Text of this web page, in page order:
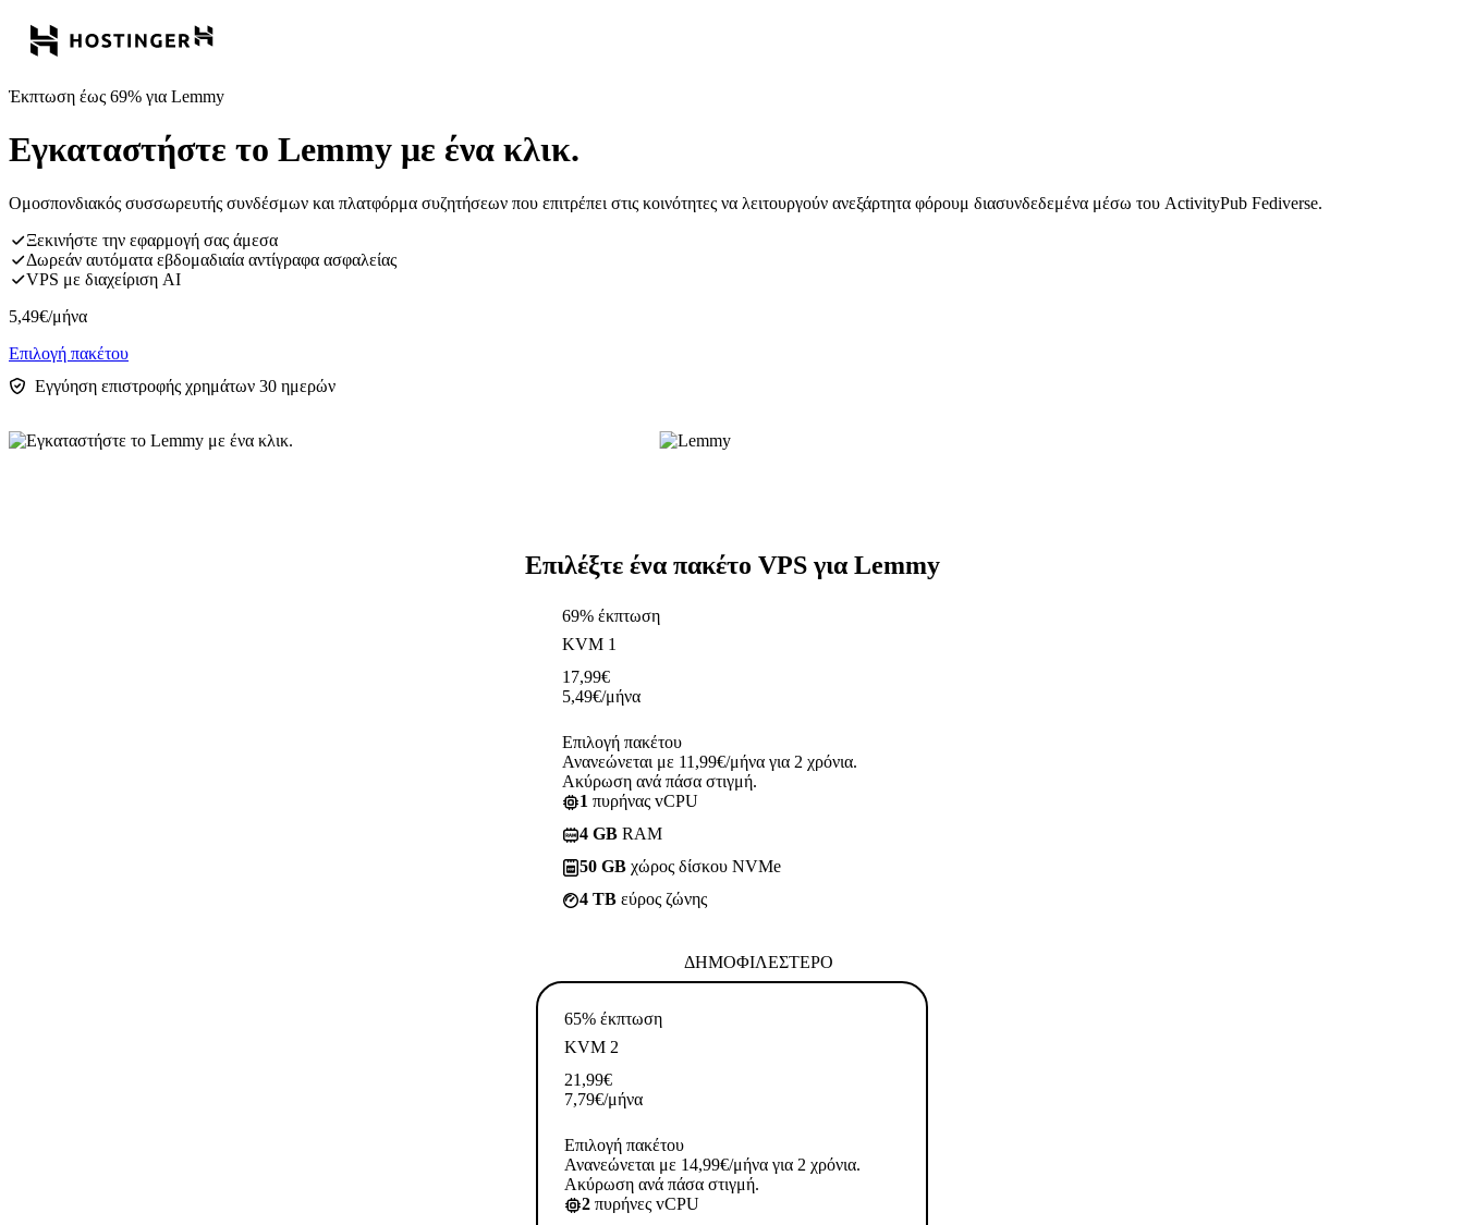
Έκπτωση έως 69% για Lemmy
Εγκαταστήστε το Lemmy με ένα κλικ.
Ομοσπονδιακός συσσωρευτής συνδέσμων και πλατφόρμα συζητήσεων που επιτρέπει στις κοινότητες να λειτουργούν ανεξάρτητα φόρουμ διασυνδεδεμένα μέσω του ActivityPub Fediverse.
Ξεκινήστε την εφαρμογή σας άμεσα
Δωρεάν αυτόματα εβδομαδιαία αντίγραφα ασφαλείας
VPS με διαχείριση AI
5,49€/μήνα
Επιλογή πακέτου
Εγγύηση επιστροφής χρημάτων 30 ημερών
Επιλέξτε ένα πακέτο VPS για Lemmy
69% έκπτωση
KVM 1
17,99€
5,49€/μήνα
Επιλογή πακέτου
Ανανεώνεται με 11,99€/μήνα για 2 χρόνια.
Ακύρωση ανά πάσα στιγμή.
1 πυρήνας vCPU
4 GB RAM
50 GB χώρος δίσκου NVMe
4 TB εύρος ζώνης
ΔΗΜΟΦΙΛΈΣΤΕΡΟ
65% έκπτωση
KVM 2
21,99€
7,79€/μήνα
Επιλογή πακέτου
Ανανεώνεται με 14,99€/μήνα για 2 χρόνια.
Ακύρωση ανά πάσα στιγμή.
2 πυρήνες vCPU